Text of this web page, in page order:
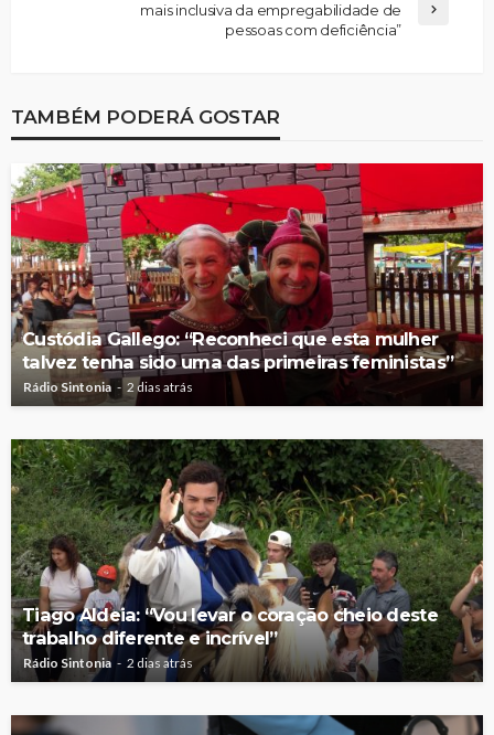
mais inclusiva da empregabilidade de
pessoas com deficiência”
TAMBÉM PODERÁ GOSTAR
Custódia Gallego: “Reconheci que esta mulher
talvez tenha sido uma das primeiras feministas”
Rádio Sintonia 2 dias atrás
Tiago Aldeia: “Vou levar o coração cheio deste
trabalho diferente e incrível”
Rádio Sintonia 2 dias atrás